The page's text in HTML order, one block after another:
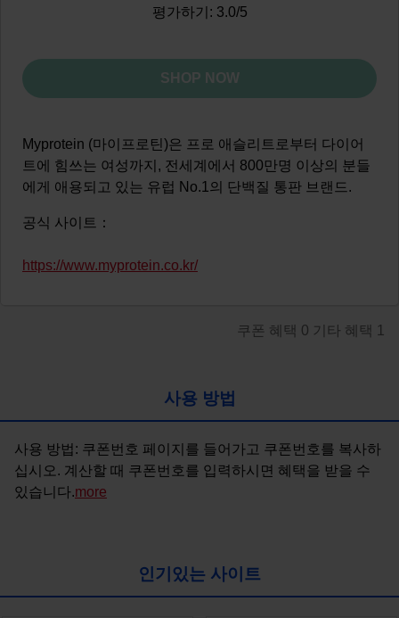
평가하기: 3.0/5
SHOP NOW
Myprotein (마이프로틴)은 프로 애슬리트로부터 다이어
트에 힘쓰는 여성까지, 전세계에서 800만명 이상의 분들
에게 애용되고 있는 유럽 No.1의 단백질 통판 브랜드.
공식 사이트：
https://www.myprotein.co.kr/
쿠폰 혜택 0 기타 혜택 1
사용 방법
사용 방법: 쿠폰번호 페이지를 들어가고 쿠폰번호를 복사하
십시오. 계산할 때 쿠폰번호를 입력하시면 혜택을 받을 수
있습니다.more
인기있는 사이트